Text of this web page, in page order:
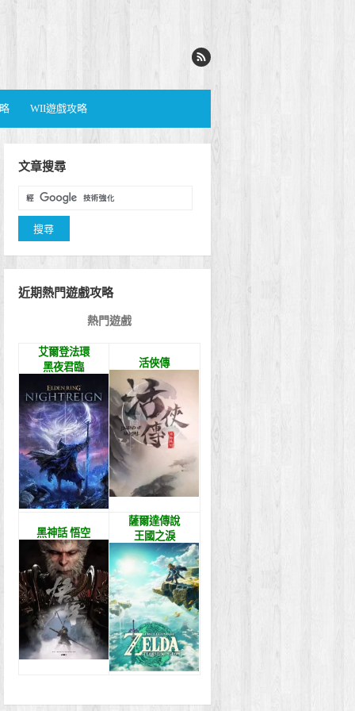
WII遊戲攻略
文章搜尋
近期熱門遊戲攻略
熱門遊戲
艾爾登法環
黑夜君臨
活俠傳
黑神話 悟空
薩爾達傳說
王國之淚